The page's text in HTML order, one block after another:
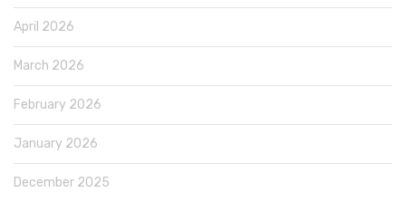
April 2026
March 2026
February 2026
January 2026
December 2025